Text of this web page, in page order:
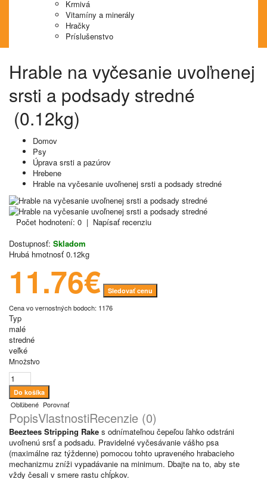
Krmivá
Vitamíny a minerály
Hračky
Príslušenstvo
Hrable na vyčesanie uvoľnenej
srsti a podsady stredné
(0.12kg)
Domov
Psy
Úprava srsti a pazúrov
Hrebene
Hrable na vyčesanie uvoľnenej srsti a podsady stredné
Počet hodnotení: 0 | Napísať recenziu
Dostupnosť: Skladom
Hrubá hmotnosť 0.12kg
11.76€ Sledovať cenu
Cena vo vernostných bodoch: 1176
Typ
malé
stredné
veľké
Množstvo
Obľúbené Porovnať
PopisVlastnostiRecenzie (0)
Beeztees Stripping Rake s odnímateľnou čepeľou ľahko odstráni
uvoľnenú srsť a podsadu. Pravidelné vyčesávanie vášho psa
(maximálne raz týždenne) pomocou tohto upraveného hrabacieho
mechanizmu zníži vypadávanie na minimum. Dbajte na to, aby ste
vždy česali v smere rastu chĺpkov.